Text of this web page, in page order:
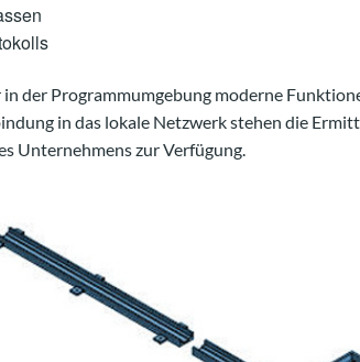
der Programmumgebung moderne
in das lokale Netzwerk stehen die
Unternehmens zur Verfügung.